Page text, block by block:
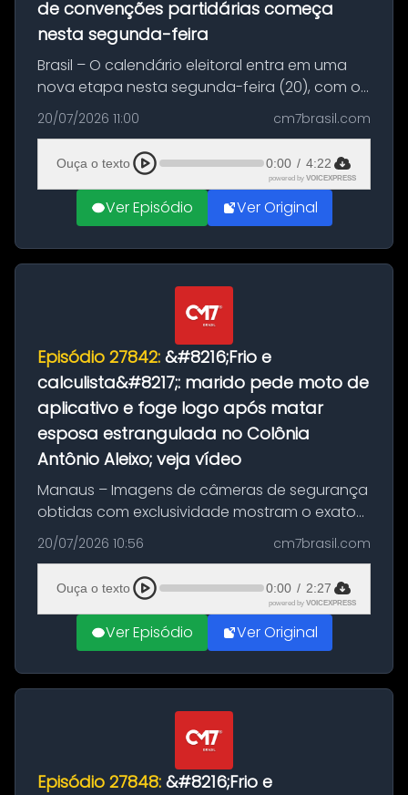
de convenções partidárias começa
nesta segunda-feira
Brasil – O calendário eleitoral entra em uma
nova etapa nesta segunda-feira (20), com o
início do período destinado às convenções
partidárias. Até 5 de agosto, partidos e
federações poderão oficializa...
20/07/2026 11:00 cm7brasil.com
Ouça o texto 0:00 / 4:22
powered by VOICEXPRESS
Ver Episódio Ver Original
Episódio 27842: &#8216;Frio e
calculista&#8217;: marido pede moto de
aplicativo e foge logo após matar
esposa estrangulada no Colônia
Antônio Aleixo; veja vídeo
Manaus – Imagens de câmeras de segurança
obtidas com exclusividade mostram o exato
momento da fuga do principal suspeito da
morte de Larissa Araújo, de 28 anos. O crime
ocorreu na noite deste último d...
20/07/2026 10:56 cm7brasil.com
Ouça o texto 0:00 / 2:27
powered by VOICEXPRESS
Ver Episódio Ver Original
Episódio 27848: &#8216;Frio e